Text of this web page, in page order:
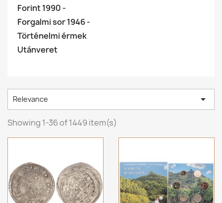
Forint 1990 -
Forgalmi sor 1946 -
Történelmi érmek
Utánveret
Relevance 
Showing 1-36 of 1449 item(s)